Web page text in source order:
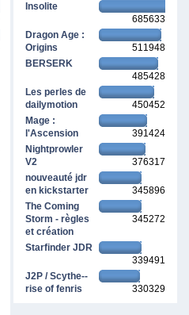
Insolite
685633
Dragon Age :
Origins
511948
BERSERK
485428
Les perles de
dailymotion
450452
Mage :
l'Ascension
391424
Nightprowler
V2
376317
nouveauté jdr
en kickstarter
345896
The Coming
Storm - règles
et création
345272
Starfinder JDR
339491
J2P / Scythe--
rise of fenris
330329